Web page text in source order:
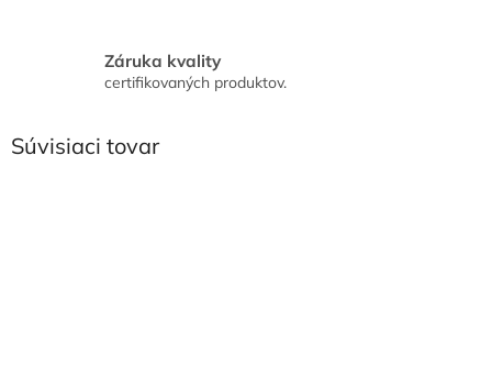
Záruka kvality
certifikovaných produktov.
Súvisiaci tovar